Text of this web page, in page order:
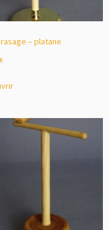
– platane
€